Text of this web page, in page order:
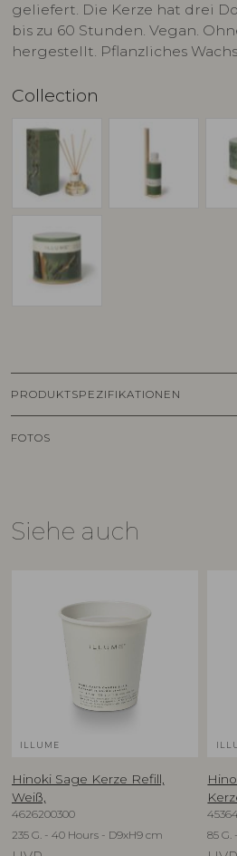
geliefert. Die Kerze hat drei
bis zu 60 Stunden. Vegan.
hergestellt. Pflanzliches
Collection
PRODUKTSPEZIFIKATIONEN
FOTOS
Siehe auch
ILLUME
Hinoki Sage Kerze Refill,
Weiß,
4626200300
235 G. - 40 Hours - D9xH9 cm
85 G.